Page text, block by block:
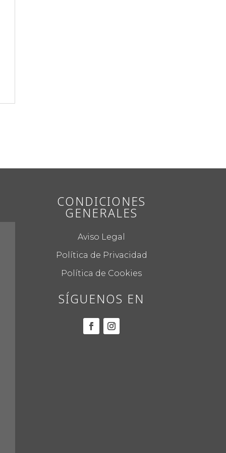
CONDICIONES
GENERALES
Aviso Legal
Política de Privacidad
Política de Cookies
SÍGUENOS EN